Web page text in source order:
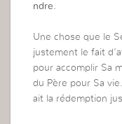
ndre.
Une chose que le
justement le fait
pour accomplir Sa
du Père pour Sa
ait la rédemption